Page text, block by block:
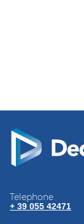
Telephone
+ 39 055 42471